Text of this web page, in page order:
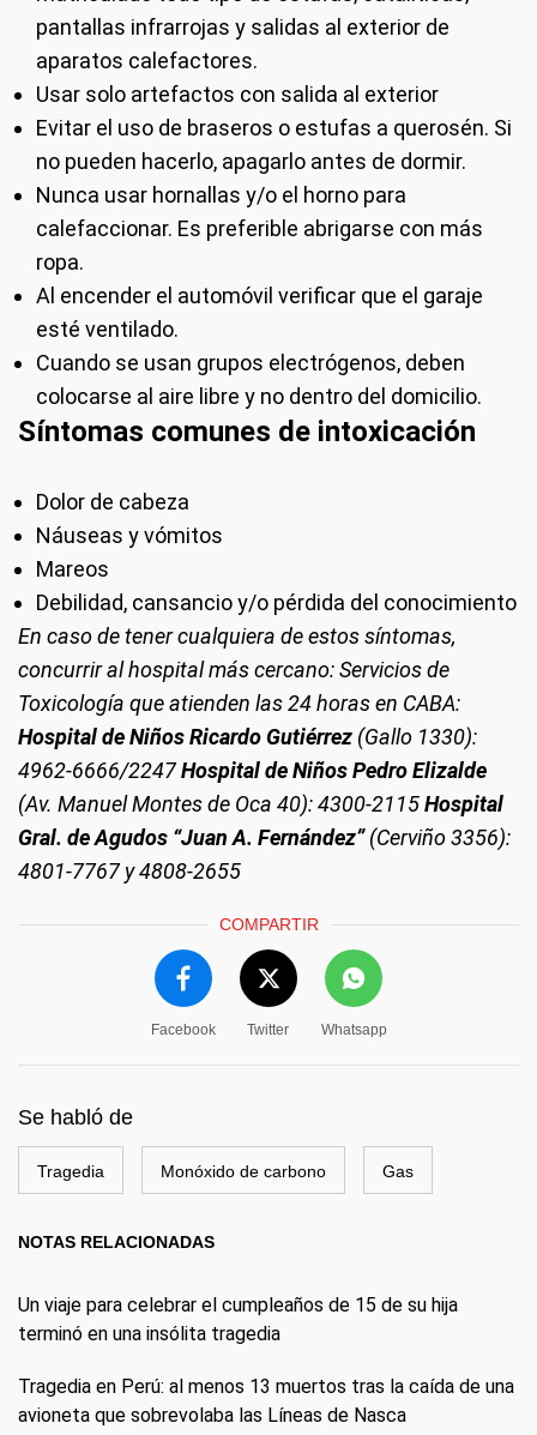
pantallas infrarrojas y salidas al exterior de
aparatos calefactores.
Usar solo artefactos con salida al exterior
Evitar el uso de braseros o estufas a querosén. Si
no pueden hacerlo, apagarlo antes de dormir.
Nunca usar hornallas y/o el horno para
calefaccionar. Es preferible abrigarse con más
ropa.
Al encender el automóvil verificar que el garaje
esté ventilado.
Cuando se usan grupos electrógenos, deben
colocarse al aire libre y no dentro del domicilio.
Síntomas comunes de intoxicación
Dolor de cabeza
Náuseas y vómitos
Mareos
Debilidad, cansancio y/o pérdida del conocimiento
En caso de tener cualquiera de estos síntomas,
concurrir al hospital más cercano: Servicios de
Toxicología que atienden las 24 horas en CABA:
Hospital de Niños Ricardo Gutiérrez (Gallo 1330):
4962-6666/2247Hospital de Niños Pedro Elizalde
(Av. Manuel Montes de Oca 40): 4300-2115Hospital
Gral. de Agudos “Juan A. Fernández”(Cerviño 3356):
4801-7767 y 4808-2655
COMPARTIR
Facebook Twitter Whatsapp
Se habló de
Tragedia Monóxido de carbono Gas
NOTAS RELACIONADAS
Un viaje para celebrar el cumpleaños de 15 de su hija
terminó en una insólita tragedia
Tragedia en Perú: al menos 13 muertos tras la caída de una
avioneta que sobrevolaba las Líneas de Nasca